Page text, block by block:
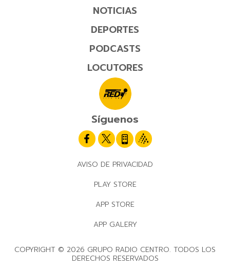
NOTICIAS
DEPORTES
PODCASTS
LOCUTORES
Síguenos
AVISO DE PRIVACIDAD
PLAY STORE
APP STORE
APP GALERY
COPYRIGHT © 2026 GRUPO RADIO CENTRO. TODOS LOS
DERECHOS RESERVADOS